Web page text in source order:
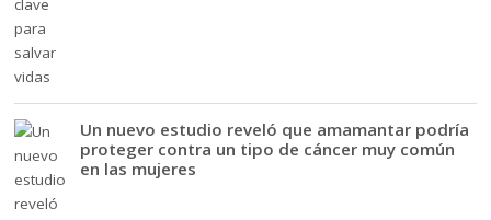
Un nuevo estudio reveló que amamantar podría
proteger contra un tipo de cáncer muy común
en las mujeres